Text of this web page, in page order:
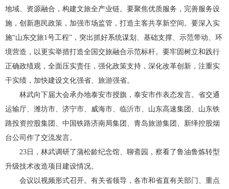
地域、资源融合，构建文旅全产业链。要聚焦优质服务，完善服务设
施，创新惠民政策，加强市场监管，打造主客共享新空间。要深入实
施“山东交旅1号工程”，突出抓好系统谋划、基础支撑、示范带动、环
境营造，以更实举措打造全国交旅融合示范标杆。要牢固树立和践行
正确政绩观，全面压实责任，强化政策支持，深化改革创新，注重实
干实绩，加快建设文化强省、旅游强省。
林武向下届大会承办地泰安市授旗，泰安市作表态发言。省交通
运输厅、潍坊市、济宁市、威海市、临沂市、山东高速集团、山东铁
路投资控股集团、中国铁路济南局集团、青岛旅游集团、新绎控股烟
台公司作了交流发言。
23日，林武调研了蒲松龄纪念馆、聊斋园，察看了鲁油鲁炼转型
升级技术改造项目建设情况。
会议以视频形式召开。有关省领导，各市和省直有关部门、重点